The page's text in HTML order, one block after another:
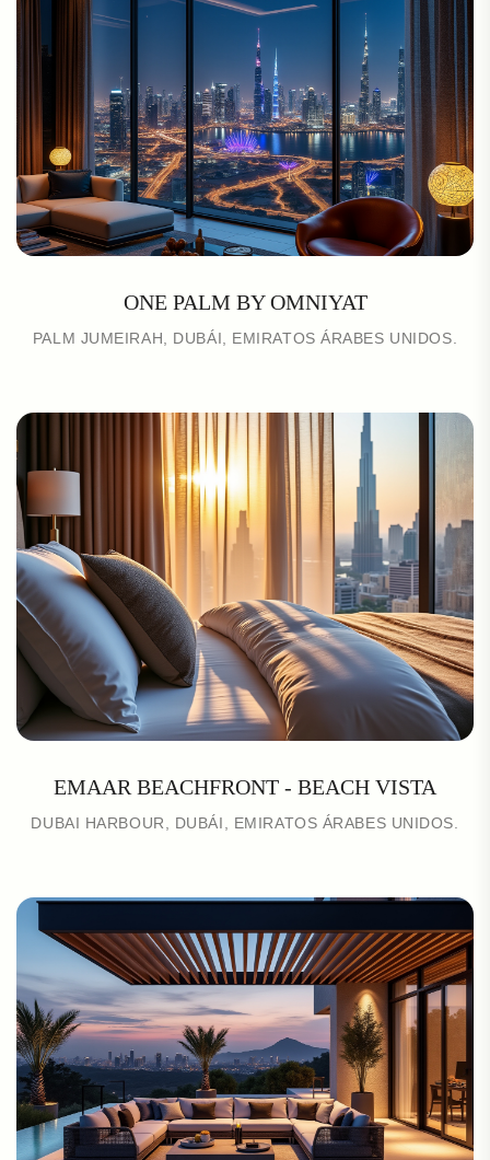
ONE PALM BY OMNIYAT
PALM JUMEIRAH, DUBÁI, EMIRATOS ÁRABES UNIDOS.
EMAAR BEACHFRONT - BEACH VISTA
DUBAI HARBOUR, DUBÁI, EMIRATOS ÁRABES UNIDOS.